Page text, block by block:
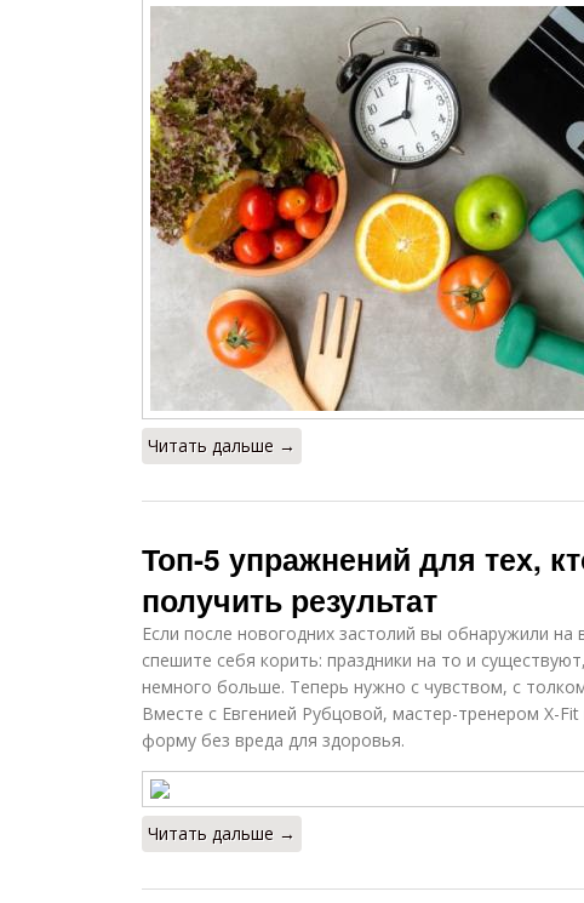
Читать дальше →
Топ-5 упражнений для тех,
получить результат
Если после новогодних застолий вы обнаружили на
спешите себя корить: праздники на то и
немного больше. Теперь нужно с чувством, с
Вместе с Евгенией Рубцовой, мастер-тренером X-
форму без вреда для здоровья.
Читать дальше →